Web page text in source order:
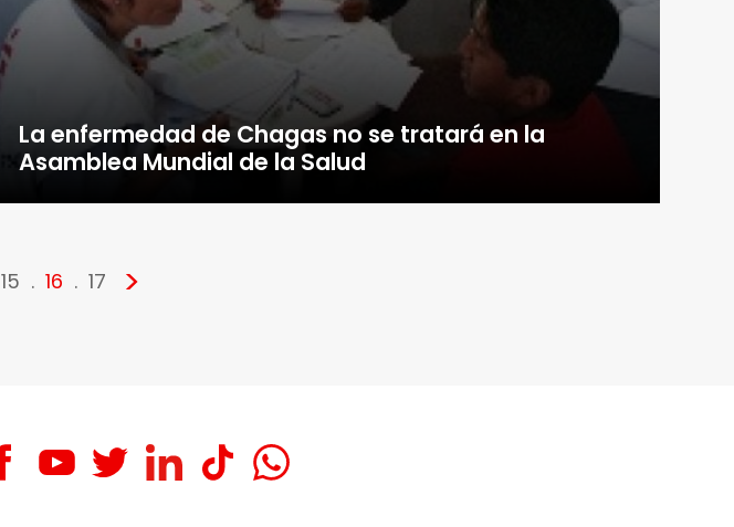
La enfermedad de Chagas no se tratará en la
Asamblea Mundial de la Salud
15 16 17 >